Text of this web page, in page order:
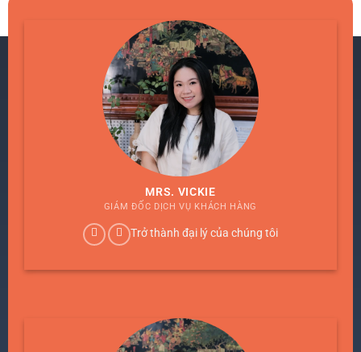
MRS. VICKIE
GIÁM ĐỐC DỊCH VỤ KHÁCH HÀNG
Trở thành đại lý của chúng tôi